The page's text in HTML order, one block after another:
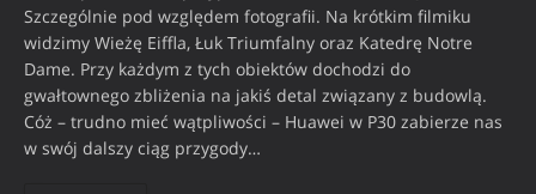
Szczególnie pod względem fotografii. Na krótkim filmiku
widzimy Wieżę Eiffla, Łuk Triumfalny oraz Katedrę Notre
Dame. Przy każdym z tych obiektów dochodzi do
gwałtownego zbliżenia na jakiś detal związany z budowlą.
Cóż – trudno mieć wątpliwości – Huawei w P30 zabierze nas
w swój dalszy ciąg przygody…